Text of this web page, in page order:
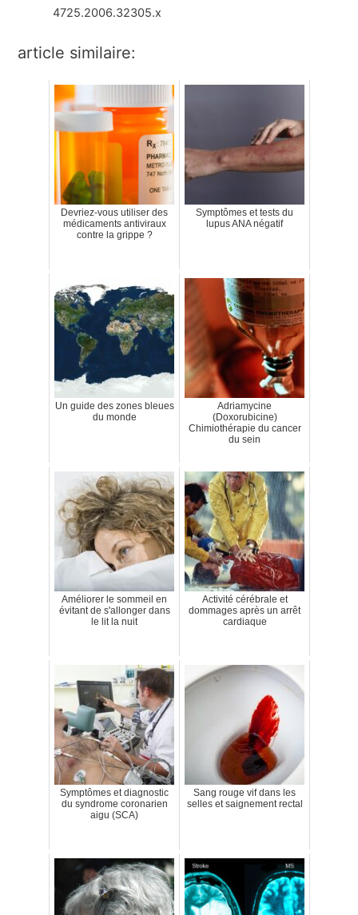
4725.2006.32305.x
article similaire:
Devriez-vous utiliser des
médicaments antiviraux
contre la grippe ?
Symptômes et tests du
lupus ANA négatif
Un guide des zones bleues
du monde
Adriamycine
(Doxorubicine)
Chimiothérapie du cancer
du sein
Améliorer le sommeil en
évitant de s'allonger dans
le lit la nuit
Activité cérébrale et
dommages après un arrêt
cardiaque
Symptômes et diagnostic
du syndrome coronarien
aigu (SCA)
Sang rouge vif dans les
selles et saignement rectal